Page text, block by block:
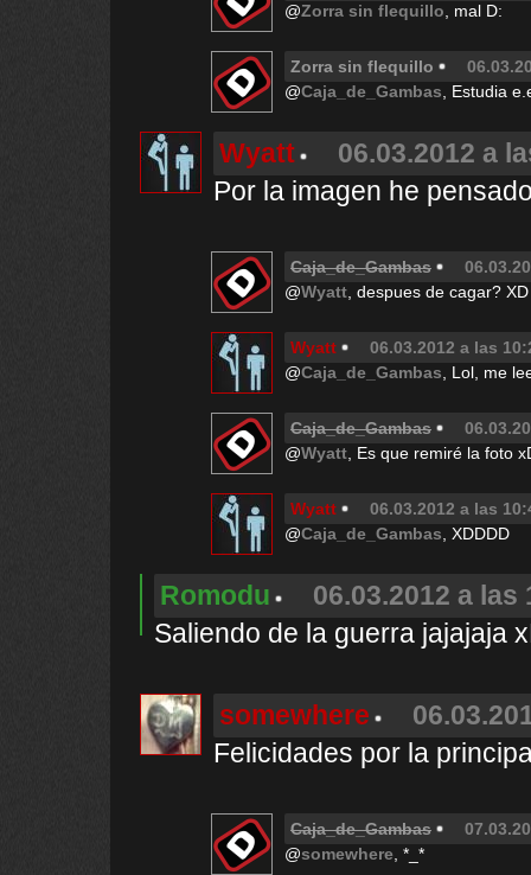
@Zorra sin flequillo , mal D:
Zorra sin flequillo
@Caja_de_Gambas , Estudia
Wyatt
06.03.2012 a
Por la imagen he
Caja_de_Gambas
@Wyatt , despues de cagar? XD
Wyatt
06.03.2012 a las
@Caja_de_Gambas , Lol, me
Caja_de_Gambas
@Wyatt , Es que remiré la foto
Wyatt
06.03.2012 a las
@Caja_de_Gambas , XDDDD
Romodu
06.03.2012 a las
Saliendo de la guerra jajajaja
somewhere
Felicidades por la
Caja_de_Gambas
@somewhere , *_*